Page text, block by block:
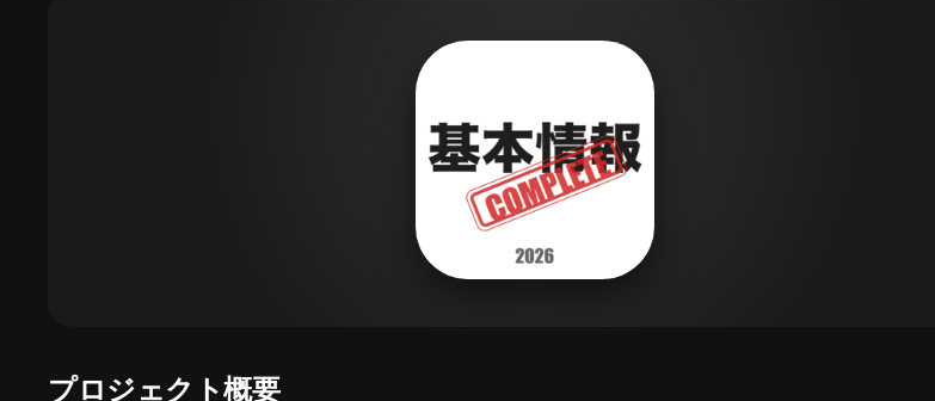
プロジェクト概要